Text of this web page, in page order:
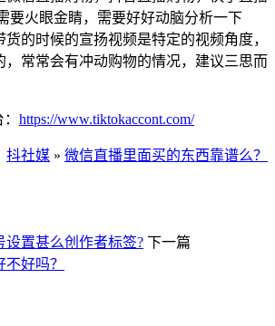
要火眼金睛，需要好好动脑分析一下
的时候的宣扬视频是特定的视频角度，
，常常会有冲动购物的情况，建议三思而
https://www.tiktokaccont.com/
抖社媒 » 微信直播里面买的东西靠谱么？
设置甚么创作者标签? 下一篇
好吗？